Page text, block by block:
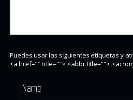
Puedes usar las siguientes etiquetas y
<a href="" title=""> <abbr title="">
Name